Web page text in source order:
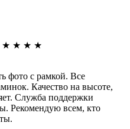
★ ★ ★ ★
фото с рамкой. Все
Качество на высоте,
Служба поддержки
Рекомендую всем, кто